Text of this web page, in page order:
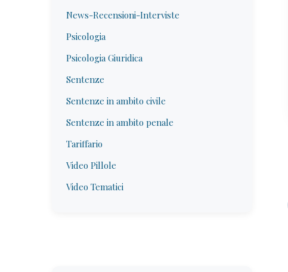
News-Recensioni-Interviste
Psicologia
Psicologia Giuridica
Sentenze
Sentenze in ambito civile
Sentenze in ambito penale
Tariffario
Video Pillole
Video Tematici